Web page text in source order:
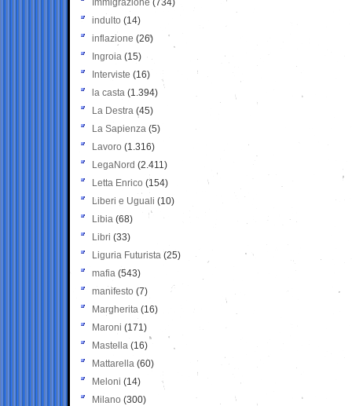
Immigrazione (734)
indulto (14)
inflazione (26)
Ingroia (15)
Interviste (16)
la casta (1.394)
La Destra (45)
La Sapienza (5)
Lavoro (1.316)
LegaNord (2.411)
Letta Enrico (154)
Liberi e Uguali (10)
Libia (68)
Libri (33)
Liguria Futurista (25)
mafia (543)
manifesto (7)
Margherita (16)
Maroni (171)
Mastella (16)
Mattarella (60)
Meloni (14)
Milano (300)